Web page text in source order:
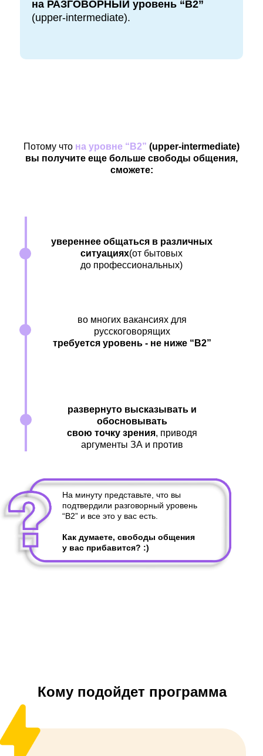
на РАЗГОВОРНЫЙ уровень “B2”
(upper-intermediate).
Потому что на уровне “B2” (upper-intermediate)
вы получите еще больше свободы общения,
сможете:
увереннее общаться в различных
ситуациях(от бытовых
до профессиональных)
На минуту представьте, что вы
подтвердили разговорный уровень
“B2” и все это у вас есть.
Как думаете, свободы общения
у вас прибавится? :)
во многих вакансиях для
русскоговорящих
требуется уровень - не ниже “B2”
развернуто высказывать и
обосновывать
свою точку зрения, приводя
аргументы ЗА и против
Кому подойдет программа